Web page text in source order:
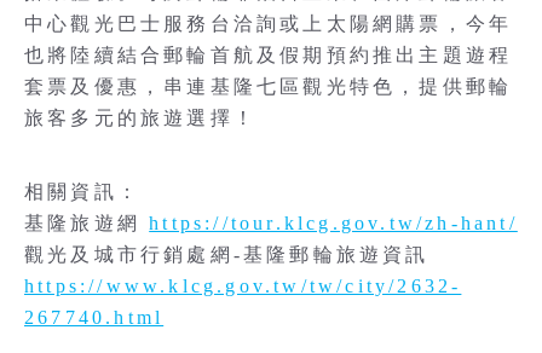
中心觀光巴士服務台洽詢或上太陽網購票，今年
也將陸續結合郵輪首航及假期預約推出主題遊程
套票及優惠，串連基隆七區觀光特色，提供郵輪
旅客多元的旅遊選擇！
相關資訊：
基隆旅遊網https://tour.klcg.gov.tw/zh-hant/
觀光及城市行銷處網-基隆郵輪旅遊資訊
https://www.klcg.gov.tw/tw/city/2632-
267740.html